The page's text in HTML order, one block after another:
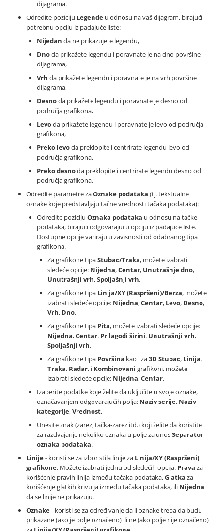
dijagrama.
Odredite poziciju Legende u odnosu na vaš dijagram, birajući
potrebnu opciju iz padajuće liste:
Nijedan da ne prikazujete legendu,
Dnoda prikažete legendu i poravnate je na dno površine
dijagrama,
Vrh da prikažete legendu i poravnate je na vrh površine
dijagrama,
Desnoda prikažete legendu i poravnate je desno od
područja grafikona,
Levoda prikažete legendu i poravnate je levo od područja
grafikona,
Preko levoda preklopite i centrirate legendu levo od
područja grafikona,
Preko desnoda preklopite i centrirate legendu desno od
područja grafikona.
Odredite parametre zaOznake podataka (tj. tekstualne
oznake koje predstavljaju tačne vrednosti tačaka podataka):
Odredite poziciju Oznaka podataka u odnosu na tačke
podataka, birajući odgovarajuću opciju iz padajuće liste.
Dostupne opcije variraju u zavisnosti od odabranog tipa
grafikona.
Za grafikone tipaStubac/Traka, možete izabrati
sledeće opcije: Nijedna,Centar, Unutrašnje dno,
Unutrašnji vrh,Spoljašnji vrh.
Za grafikone tipa Linija/XY (Raspršeni)/Berza, možete
izabrati sledeće opcije: Nijedna,Centar, Levo, Desno,
Vrh, Dno.
Za grafikone tipa Pita, možete izabrati sledeće opcije:
Nijedna,Centar, Prilagodi širini, Unutrašnji vrh,
Spoljašnji vrh.
Za grafikone tipa Površina kao i za3D Stubac, Linija,
Traka, Radar, i Kombinovani grafikoni, možete
izabrati sledeće opcije: Nijedna,Centar.
Izaberite podatke koje želite da uključite u svoje oznake,
označavanjem odgovarajućih polja: Naziv serije, Naziv
kategorije,Vrednost,
Unesite znak (zarez, tačka-zarez itd.) koji želite da koristite
za razdvajanje nekoliko oznaka u polje za unosSeparator
oznaka podataka.
Linije- koristi se za izbor stila linije za Linija/XY (Raspršeni)
grafikone. Možete izabrati jednu od sledećih opcija: Prava za
korišćenje pravih linija između tačaka podataka,Glatka za
korišćenje glatkih krivulja između tačaka podataka, ili Nijedna
da se linije ne prikazuju.
Oznake- koristi se za određivanje da li oznake treba da budu
prikazane (ako je polje označeno) ili ne (ako polje nije označeno)